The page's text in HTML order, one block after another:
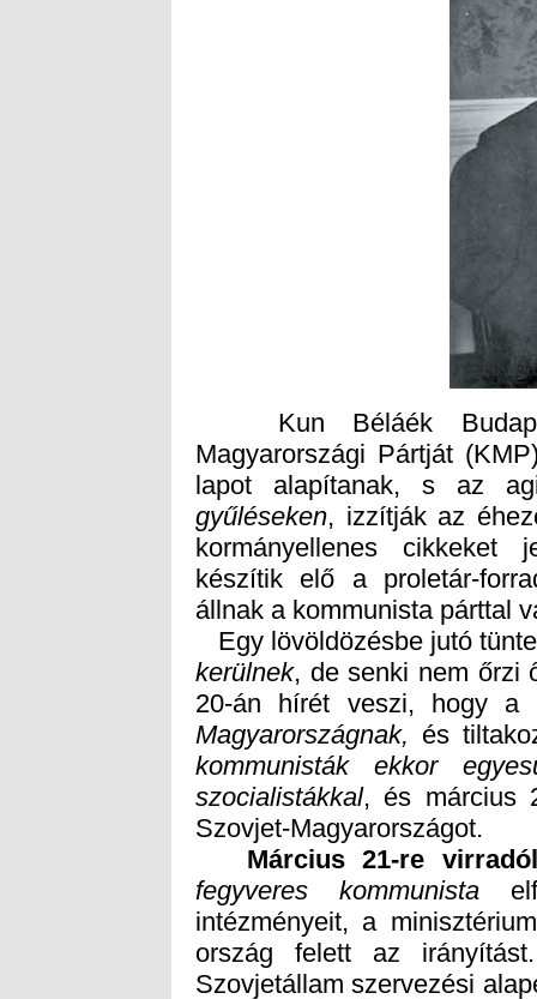
Kun Béláék
Magyarországi Pártját
lapot alapítanak, s az
gyűléseken, izzítják az
kormányellenes
állnak a kommunista párttal
Egy lövöldözésbe jutó
kerülnek, de senki nem őrzi
20-án hírét veszi, hogy a
Magyarországnak, és
szocialistákkal, és március
Szovjet-Magyarországot.
Március 21-re
fegyveres kommunista